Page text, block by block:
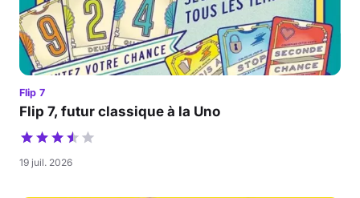
Flip 7
Flip 7, futur classique à la Uno
19 juil. 2026